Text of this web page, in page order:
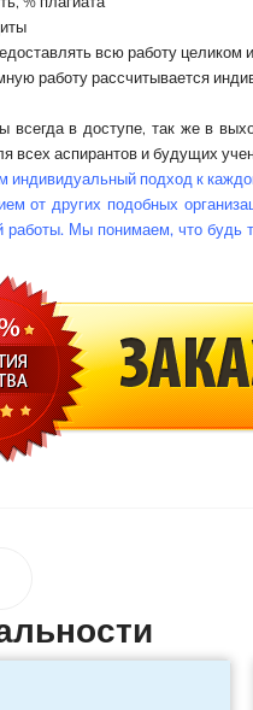
всю работу целиком
работурассчитывается
всегда в доступе, так же в
всех аспирантов и будущих
индивидуальный подход к
от других подобных
работы. Мы понимаем, что будь